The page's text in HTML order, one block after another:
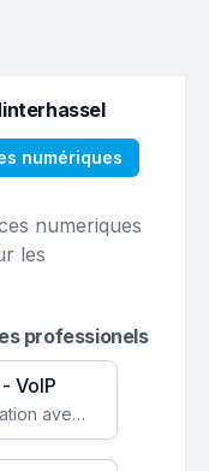
numériques
numeriques
les
professionels
VoIP
Simplifiez votre communication avec une solution VoIP flexible, économique et adaptée à vos besoins professionnels.